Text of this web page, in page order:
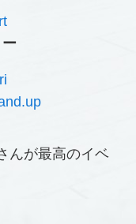
んが最高のイベ